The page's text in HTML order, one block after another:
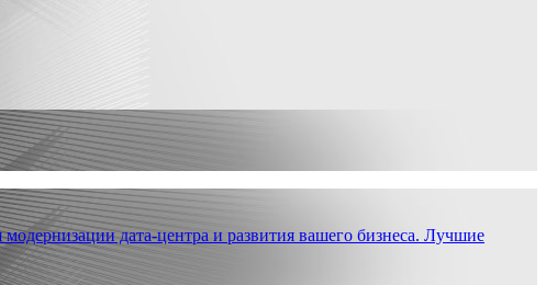
дата-центра и развития вашего бизнеса. Лучшие